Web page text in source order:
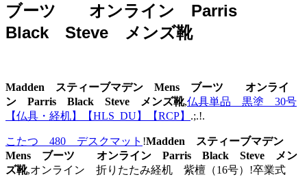
ブーツ オンライン Parris
Black Steve メンズ靴
Madden スティーブマデン Mens ブーツ オンライ
ン Parris Black Steve メンズ靴,仏具単品 黒塗 30号
【仏具・経机】【HLS_DU】【RCP】 .;.!.
こたつ 480 デスクマット !Madden スティーブマデン
Mens ブーツ オンライン Parris Black Steve メン
ズ靴,オンライン 折りたたみ経机 紫檀（16号）!卒業式